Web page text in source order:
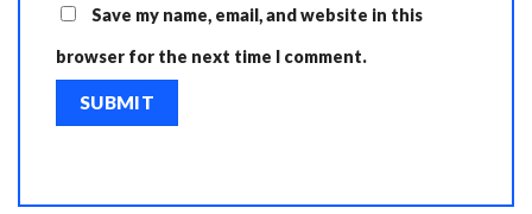
Save my name, email, and website in this
browser for the next time I comment.